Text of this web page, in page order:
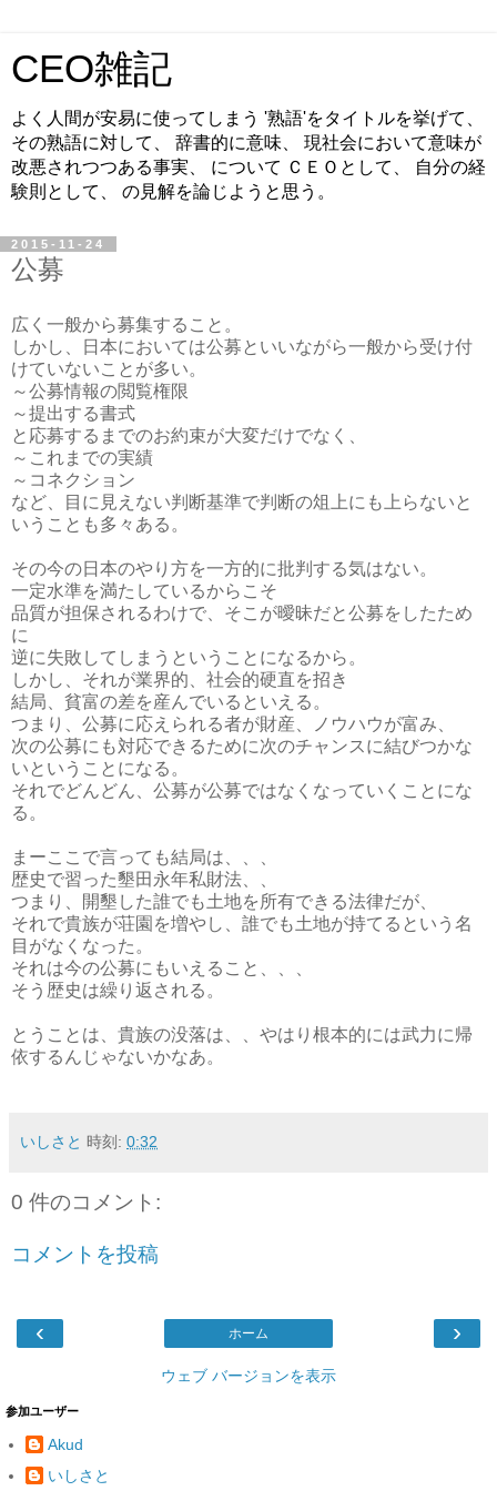
CEO雑記
よく人間が安易に使ってしまう '熟語'をタイトルを挙げて、
その熟語に対して、 辞書的に意味、 現社会において意味が
改悪されつつある事実、 について ＣＥＯとして、 自分の経
験則として、 の見解を論じようと思う。
2015-11-24
公募
広く一般から募集すること。
しかし、日本においては公募といいながら一般から受け付
けていないことが多い。
～公募情報の閲覧権限
～提出する書式
と応募するまでのお約束が大変だけでなく、
～これまでの実績
～コネクション
など、目に見えない判断基準で判断の俎上にも上らないと
いうことも多々ある。
その今の日本のやり方を一方的に批判する気はない。
一定水準を満たしているからこそ
品質が担保されるわけで、そこが曖昧だと公募をしたため
に
逆に失敗してしまうということになるから。
しかし、それが業界的、社会的硬直を招き
結局、貧富の差を産んでいるといえる。
つまり、公募に応えられる者が財産、ノウハウが富み、
次の公募にも対応できるために次のチャンスに結びつかな
いということになる。
それでどんどん、公募が公募ではなくなっていくことにな
る。
まーここで言っても結局は、、、
歴史で習った墾田永年私財法、、
つまり、開墾した誰でも土地を所有できる法律だが、
それで貴族が荘園を増やし、誰でも土地が持てるという名
目がなくなった。
それは今の公募にもいえること、、、
そう歴史は繰り返される。
とうことは、貴族の没落は、、やはり根本的には武力に帰
依するんじゃないかなあ。
いしさと 時刻: 0:32
0 件のコメント:
コメントを投稿
‹ ›
ホーム
ウェブ バージョンを表示
参加ユーザー
Akud
いしさと